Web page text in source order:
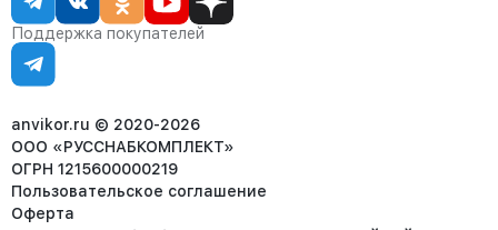
Статьи
corp@anvikor.ru
Ежедневно, с 7:00-19:00 (МСК)
Отдел рекламации:
8 (953) 455-25-61
Поддержка покупателей
anvikor.ru © 2020-2026
ООО «РУССНАБКОМПЛЕКТ»
ОГРН 1215600000219
Пользовательское соглашение
Оферта